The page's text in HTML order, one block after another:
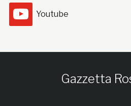
Youtube
Gazzetta